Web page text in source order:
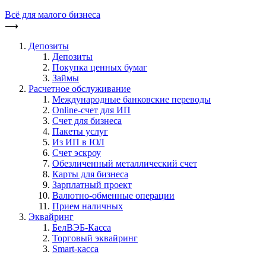
Всё для малого бизнеса
⟶
Депозиты
Депозиты
Покупка ценных бумаг
Займы
Расчетное обслуживание
Международные банковские переводы
Online-счет для ИП
Счет для бизнеса
Пакеты услуг
Из ИП в ЮЛ
Счет эскроу
Обезличенный металлический счет
Карты для бизнеса
Зарплатный проект
Валютно-обменные операции
Прием наличных
Эквайринг
БелВЭБ-Касса
Торговый эквайринг
Smart-касса